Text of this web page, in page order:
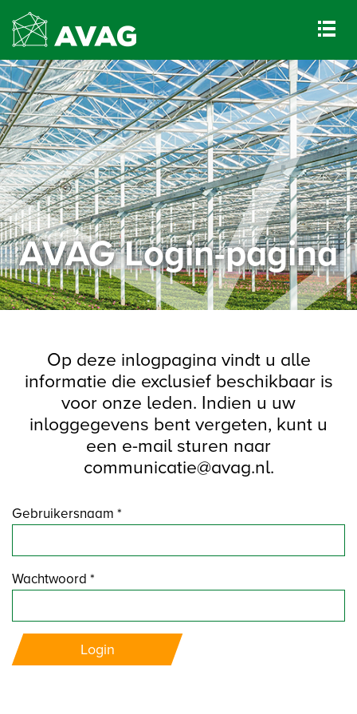
AVAG Login-pagina
Op deze inlogpagina vindt u alle
informatie die exclusief beschikbaar is
voor onze leden. Indien u uw
inloggegevens bent vergeten, kunt u
een e-mail sturen naar
communicatie@avag.nl.
Gebruikersnaam *
Wachtwoord *
Login